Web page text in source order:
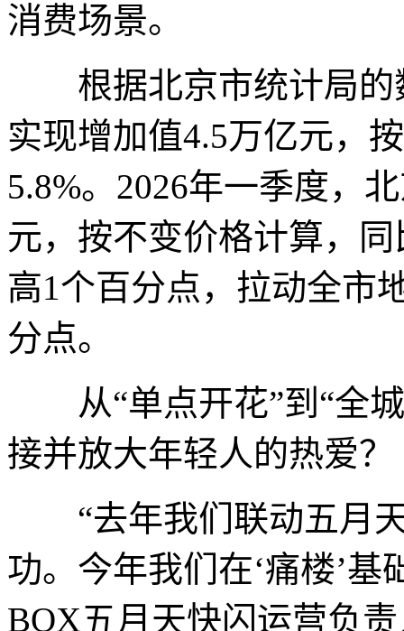
消费场景。
根据北京市统计局的
实现增加值4.5万亿元，
5.8%。2026年一季度，
元，按不变价格计算，
高1个百分点，拉动全市
分点。
从“单点开花”到“全城
接并放大年轻人的热爱？
“去年我们联动五月天
功。今年我们在‘痛楼’基
BOX五月天快闪运营负